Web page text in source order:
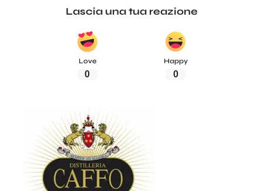
Lascia una tua reazione
Love
0
Happy
0